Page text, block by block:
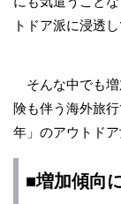
トドア派に浸透し
そんな中でも増
険も伴う海外旅
年」のアウトド
■増加傾向